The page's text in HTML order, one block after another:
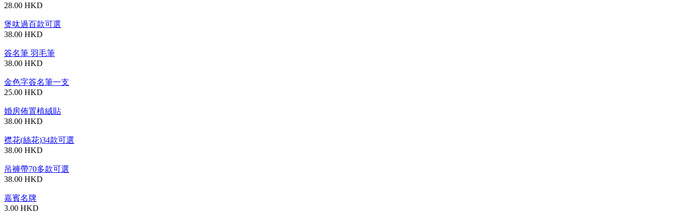
28.00 HKD
煲呔過百款可選
38.00 HKD
簽名筆 羽毛筆
38.00 HKD
金色字簽名筆一支
25.00 HKD
婚房佈置植絨貼
38.00 HKD
襟花(絲花)34款可選
38.00 HKD
吊褲帶70多款可選
38.00 HKD
嘉賓名牌
3.00 HKD